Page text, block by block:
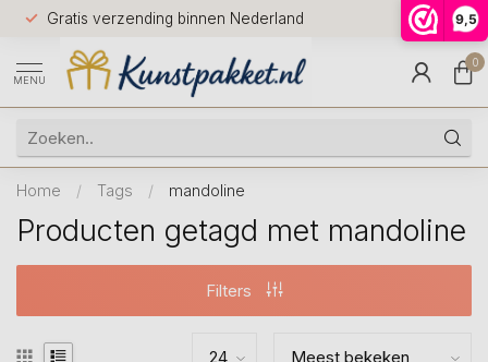
9,5
Gratis verzending binnen Nederland
Voor
huis
9.5
MENU
0
Home / Tags / mandoline
Producten getagd met mandoline
Filters